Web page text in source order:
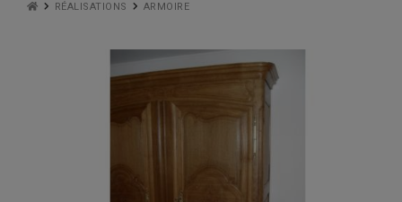
RÉALISATIONS ARMOIRE